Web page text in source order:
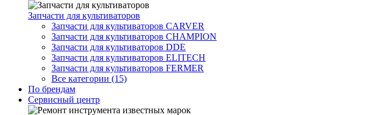
Запчасти для культиваторов
Запчасти для культиваторов CARVER
Запчасти для культиваторов CHAMPION
Запчасти для культиваторов DDE
Запчасти для культиваторов ELITECH
Запчасти для культиваторов FERMER
Все категории (15)
По брендам
Сервисный центр